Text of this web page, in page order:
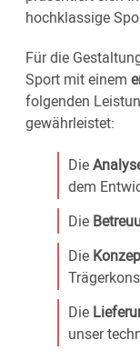
hochklassige
Für die
Sport mit einem
folgenden
gewährleistet:
Die
dem
Die
Die
Die
unser